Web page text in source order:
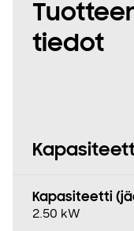
tiedot
Kapasiteetti
2.50 kW